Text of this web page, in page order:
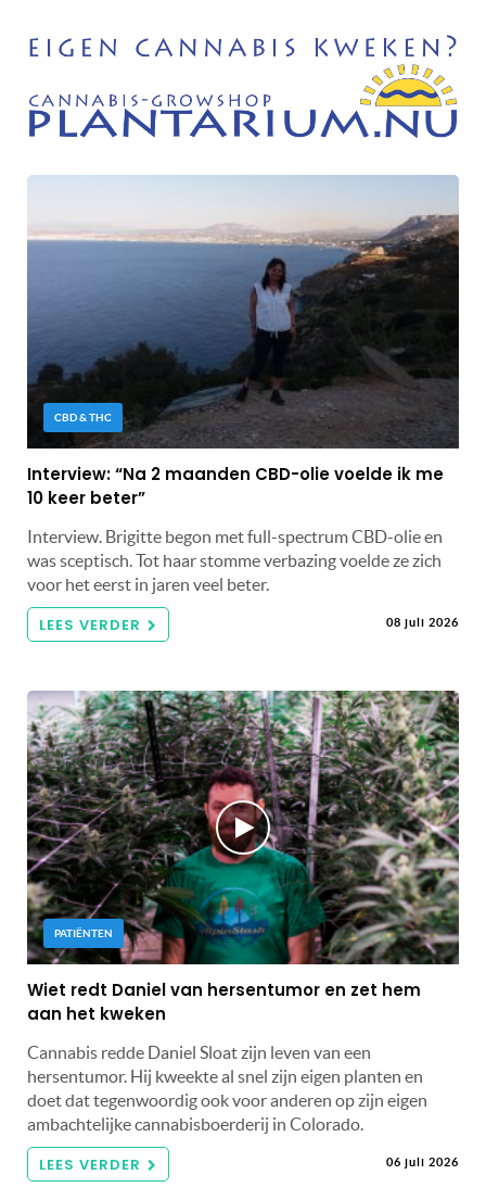
CBD & THC
Interview: “Na 2 maanden CBD-olie voelde ik me
10 keer beter”
Interview. Brigitte begon met full-spectrum CBD-olie en
was sceptisch. Tot haar stomme verbazing voelde ze zich
voor het eerst in jaren veel beter.
LEES VERDER 08 juli 2026
PATIËNTEN
Wiet redt Daniel van hersentumor en zet hem
aan het kweken
Cannabis redde Daniel Sloat zijn leven van een
hersentumor. Hij kweekte al snel zijn eigen planten en
doet dat tegenwoordig ook voor anderen op zijn eigen
ambachtelijke cannabisboerderij in Colorado.
LEES VERDER 06 juli 2026